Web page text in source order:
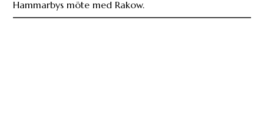
Hammarbys möte med Rakow.